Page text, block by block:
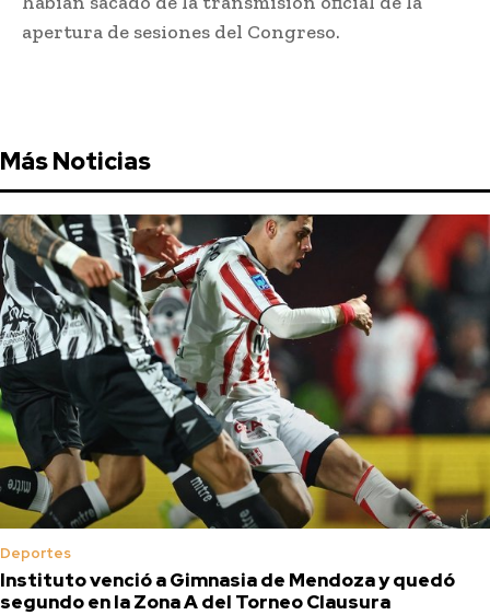
apertura de sesiones del Congreso.
Más Noticias
Deportes
Instituto venció a Gimnasia de Mendoza y quedó
segundo en la Zona A del Torneo Clausura